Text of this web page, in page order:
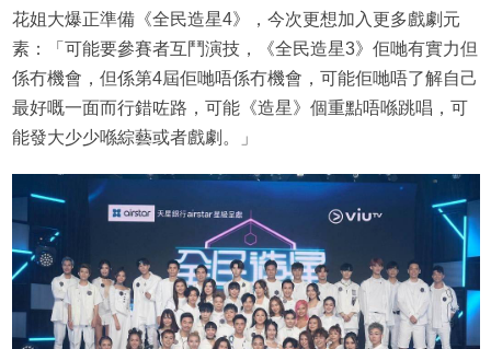
花姐大爆正準備《全民造星4》，今次更想加入更多戲劇元
素：「可能要參賽者互鬥演技，《全民造星3》佢哋有實力但
係冇機會，但係第4屆佢哋唔係冇機會，可能佢哋唔了解自己
最好嘅一面而行錯咗路，可能《造星》個重點唔喺跳唱，可
能發大少少喺綜藝或者戲劇。」